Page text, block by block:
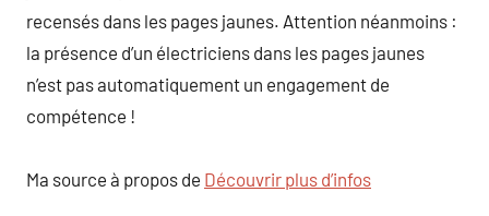
recensés dans les pages jaunes. Attention néanmoins :
la présence d’un électriciens dans les pages jaunes
n’est pas automatiquement un engagement de
compétence !
Ma source à propos de Découvrir plus d’infos